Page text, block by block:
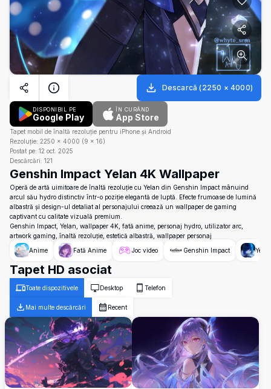
Descarcă (2250 × 4000)
DISPONIBIL PE
Google Play
ÎN CURÂND
App Store
Tapet mobil de înaltă rezoluție pentru iPhone și Android
Rezoluție: 2250 × 4000 (9 × 16)
Postat pe: 12 oct. 2025
Descărcări: 121
Genshin Impact Yelan 4K Wallpaper
Operă de artă uimitoare de înaltă rezoluție cu Yelan din Genshin Impact mânuind
arcul său hydro distinctiv într-o poziție elegantă de luptă. Efecte frumoase de lumină
albastră și design-ul detaliat al personajului creează un wallpaper de gaming
captivant cu calitate vizuală premium.
Genshin Impact, Yelan, wallpaper 4K, fată anime, personaj hydro, utilizator arc,
artwork gaming, înaltă rezoluție, estetică albastră, wallpaper personaj
Anime
Fată Anime Joc video Genshin Impact
Tapet HD asociat
Toate dispozitivele Desktop Telefon
Mai multe descărcări Recent